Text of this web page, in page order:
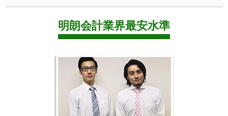
明朗会計業界最安水準